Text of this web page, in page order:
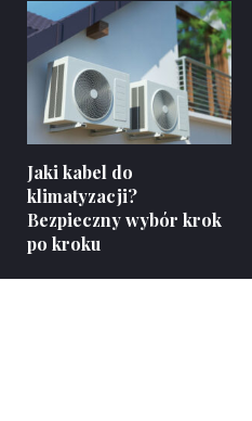
Jaki kabel do
klimatyzacji?
Bezpieczny wybór krok
po kroku